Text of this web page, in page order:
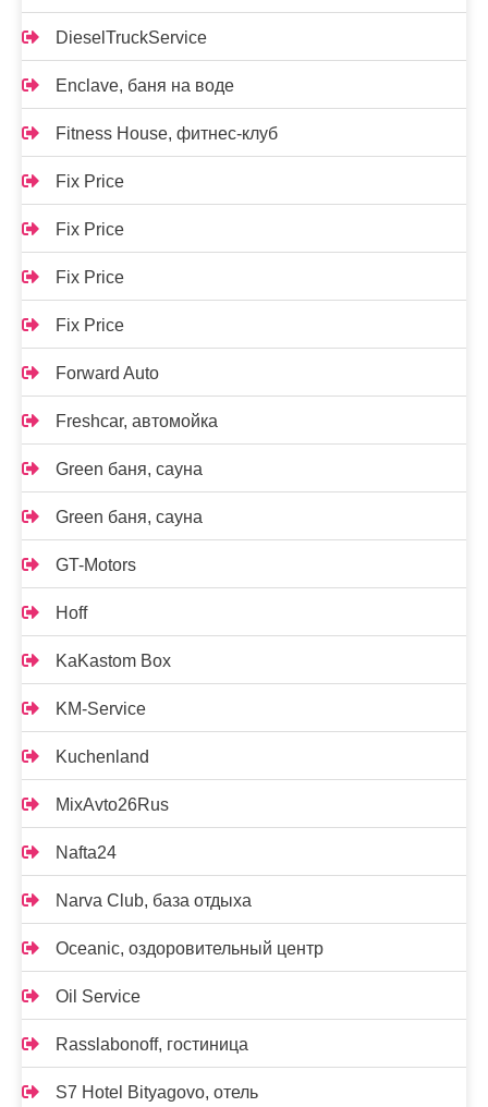
DieselTruckService
Enclave, баня на воде
Fitness House, фитнес-клуб
Fix Price
Fix Price
Fix Price
Fix Price
Forward Auto
Freshcar, автомойка
Green баня, сауна
Green баня, сауна
GT-Motors
Hoff
KaKastom Box
KM-Service
Kuchenland
MixAvto26Rus
Nafta24
Narva Club, база отдыха
Oceanic, оздоровительный центр
Oil Service
Rasslabonoff, гостиница
S7 Hotel Bityagovo, отель